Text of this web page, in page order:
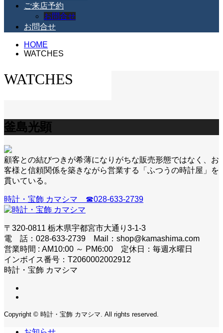
ご来店予約
お問合せ
お問合せ
HOME
WATCHES
WATCHES
釜島光顕
顧客との結びつきが希薄になりがちな販売形態ではなく、お
客様と信頼関係を築きながら営業する「ふつうの時計屋」を
貫いている。
時計・宝飾 カマシマ ☎028-633-2739
〒320-0811 栃木県宇都宮市大通り3-1-3
電 話：028-633-2739 Mail：shop@kamashima.com
営業時間 : AM10:00 ～ PM6:00 定休日：毎週水曜日
インボイス番号：T2060002002912
時計・宝飾 カマシマ
Copyright © 時計・宝飾 カマシマ. All rights reserved.